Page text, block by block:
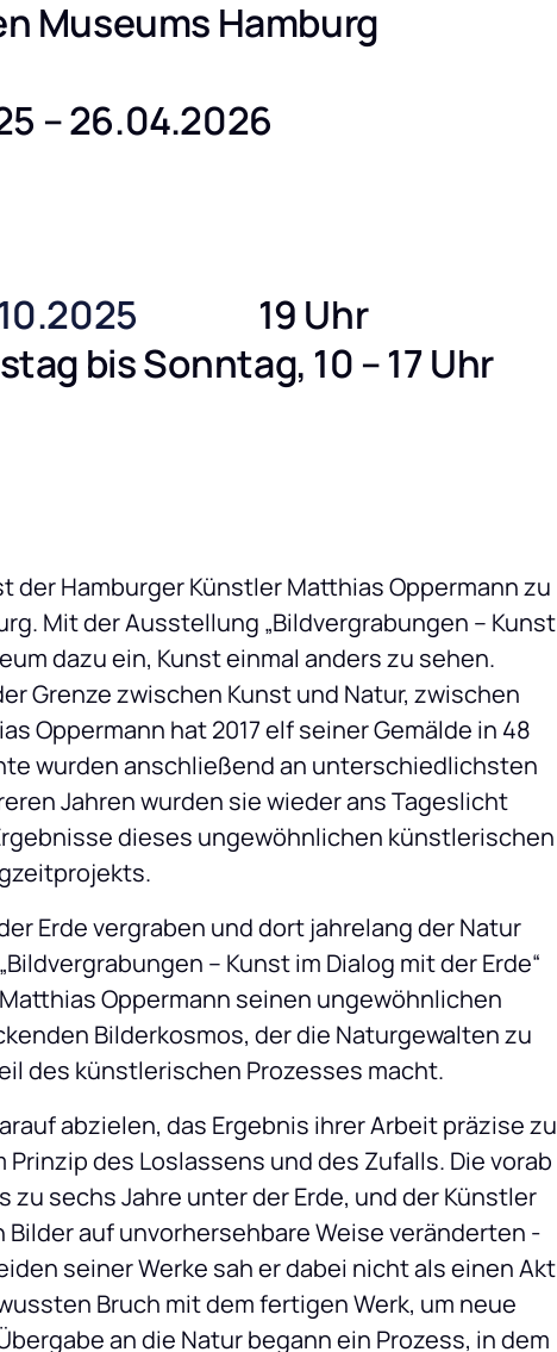
Museums Hamburg
– 26.04.2026
                 19 Uhr
bis Sonntag, 10 – 17 Uhr
der Hamburger Künstler Matthias Oppermann zu
Mit der Ausstellung „Bildvergrabungen – Kunst
dazu ein, Kunst einmal anders zu sehen.
Grenze zwischen Kunst und Natur, zwischen
Oppermann hat 2017 elf seiner Gemälde in 48
wurden anschließend an unterschiedlichsten
Jahren wurden sie wieder ans Tageslicht
dieses ungewöhnlichen künstlerischen
Erde vergraben und dort jahrelang der Natur
– Kunst im Dialog mit der Erde“
Oppermann seinen ungewöhnlichen
Bilderkosmos, der die Naturgewalten zu
des künstlerischen Prozesses macht.
abzielen, das Ergebnis ihrer Arbeit präzise zu
des Loslassens und des Zufalls. Die vorab
sechs Jahre unter der Erde, und der Künstler
Bilder auf unvorhersehbare Weise veränderten -
seiner Werke sah er dabei nicht als einen Akt
Bruch mit dem fertigen Werk, um neue
an die Natur begann ein Prozess, in dem